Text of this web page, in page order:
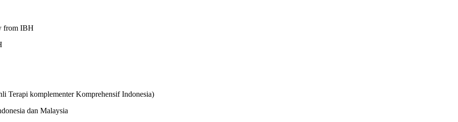
from IBH
Terapi komplementer Komprehensif Indonesia)
dan Malaysia